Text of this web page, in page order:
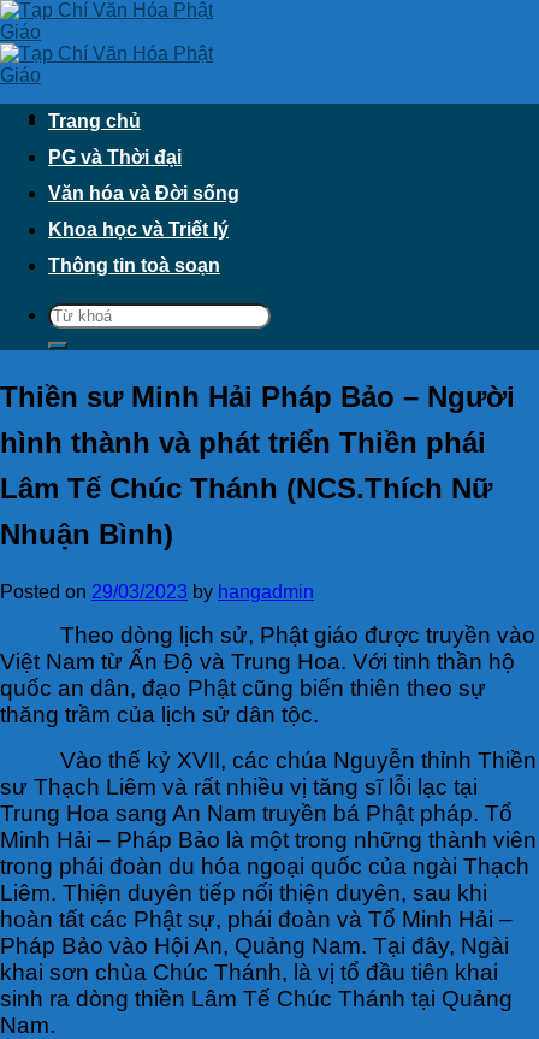
Skip
to
content
Trang chủ
PG và Thời đại
Văn hóa và Đời sống
Khoa học và Triết lý
Thông tin toà soạn
Thiền sư Minh Hải Pháp Bảo – Người
hình thành và phát triển Thiền phái
Lâm Tế Chúc Thánh (NCS.Thích Nữ
Nhuận Bình)
Posted on 29/03/2023 by hangadmin
Theo dòng lịch sử, Phật giáo được truyền vào
Việt Nam từ Ấn Độ và Trung Hoa. Với tinh thần hộ
quốc an dân, đạo Phật cũng biến thiên theo sự
thăng trầm của lịch sử dân tộc.
Vào thế kỷ XVII, các chúa Nguyễn thỉnh Thiền
sư Thạch Liêm và rất nhiều vị tăng sĩ lỗi lạc tại
Trung Hoa sang An Nam truyền bá Phật pháp. Tổ
Minh Hải – Pháp Bảo là một trong những thành viên
trong phái đoàn du hóa ngoại quốc của ngài Thạch
Liêm. Thiện duyên tiếp nối thiện duyên, sau khi
hoàn tất các Phật sự, phái đoàn và Tổ Minh Hải –
Pháp Bảo vào Hội An, Quảng Nam. Tại đây, Ngài
khai sơn chùa Chúc Thánh, là vị tổ đầu tiên khai
sinh ra dòng thiền Lâm Tế Chúc Thánh tại Quảng
Nam.